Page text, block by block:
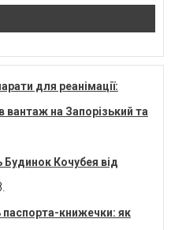
для реанімації:
вантаж на Запорізький та
Будинок Кочубея від
паспорта-книжечки: як